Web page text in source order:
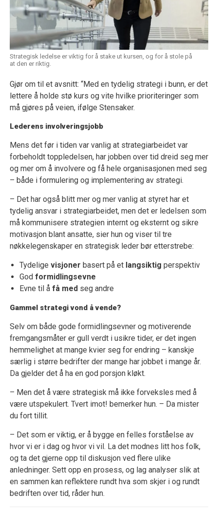
Strategisk ledelse er viktig for å stake ut kursen, og for å stole på
at den er riktig.
Gjør om til et avsnitt: “Med en tydelig strategi i bunn, er det
lettere å holde stø kurs og vite hvilke prioriteringer som
må gjøres på veien, ifølge Stensaker.
Lederens involveringsjobb
Mens det før i tiden var vanlig at strategiarbeidet var
forbeholdt toppledelsen, har jobben over tid dreid seg mer
og mer om å involvere og få hele organisasjonen med seg
– både i formulering og implementering av strategi.
– Det har også blitt mer og mer vanlig at styret har et
tydelig ansvar i strategiarbeidet, men det er ledelsen som
må kommunisere strategien internt og eksternt og sikre
motivasjon blant ansatte, sier hun og viser til tre
nøkkelegenskaper en strategisk leder bør etterstrebe:
Tydelige visjoner basert på et langsiktig perspektiv
God formidlingsevne
Evne til å få med seg andre
Gammel strategi vond å vende?
Selv om både gode formidlingsevner og motiverende
fremgangsmåter er gull verdt i usikre tider, er det ingen
hemmelighet at mange kvier seg for endring – kanskje
særlig i større bedrifter der mange har jobbet i mange år.
Da gjelder det å ha en god porsjon kløkt.
– Men det å være strategisk må ikke forveksles med å
være utspekulert. Tvert imot! bemerker hun. – Da mister
du fort tillit.
– Det som er viktig, er å bygge en felles forståelse av
hvor vi er i dag og hvor vi vil. La det modnes litt hos folk,
og ta det gjerne opp til diskusjon ved flere ulike
anledninger. Sett opp en prosess, og lag analyser slik at
en sammen kan reflektere rundt hva som skjer i og rundt
bedriften over tid, råder hun.